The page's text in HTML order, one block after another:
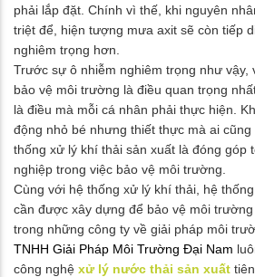
phải lắp đặt. Chính vì thế, khi nguyên
triệt để, hiện tượng mưa axit sẽ còn tiếp
nghiêm trọng hơn.
Trước sự ô nhiễm nghiêm trọng như vậy,
bảo vệ môi trường là điều quan trọng
là điều mà mỗi cá nhân phải thực hiện.
động nhỏ bé nhưng thiết thực mà ai
thống xử lý khí thải sản xuất là đóng góp
nghiệp trong việc bảo vệ môi trường.
Cùng với hệ thống xử lý khí thải, hệ
cần được xây dựng để bảo vệ môi
trong những công ty về giải pháp môi
TNHH Giải Pháp Môi Trường Đại Nam
công nghệ xử lý nước thải sản xuất